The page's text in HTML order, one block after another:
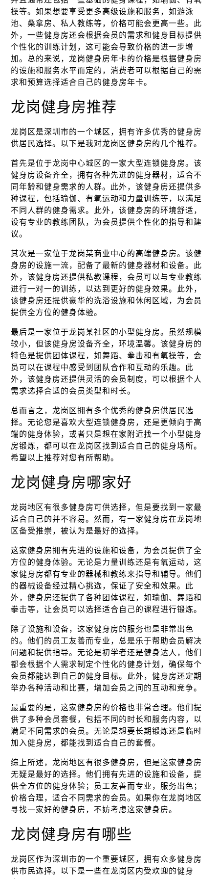
操等。如果想要享受更多高级设施和服务，如游泳
池、桑拿房、私人教练等，价格可能会更高一些。此
外，一些健身房还会根据会员的需求和健身目标提供
个性化的训练计划，这可能会导致价格的进一步增
加。总的来说，龙岗健身房年卡的价格是根据健身房
的设施和服务水平而定的，消费者可以根据自己的需
求和预算选择适合自己的健身房年卡。
龙岗健身房推荐
龙岗区是深圳市的一个城区，拥有许多优秀的健身房
供居民选择。以下是我对龙岗区健身房的几个推荐。
首先是位于龙岗中心城区的一家大型连锁健身房。该
健身房设备齐全，拥有各种先进的健身器材，适合不
同年龄和健身需求的人群。此外，该健身房还提供多
种课程，包括瑜伽、有氧运动和力量训练等，以满足
不同人群的健身需求。此外，该健身房的环境舒适，
设有专业的教练团队，为会员提供个性化的指导和建
议。
其次是一家位于龙岗某商业中心的高端健身房。该健
身房的设施一流，配备了最新的健身器材和设备。此
外，该健身房还提供私教课程，会员可以与专业教练
进行一对一的训练，以达到更好的健身效果。此外，
该健身房还提供豪华的洗浴设施和休闲区域，为会员
提供全方位的健身体验。
最后是一家位于龙岗某社区的小型健身房。虽然规模
较小，但该健身房设备齐全，环境温馨。该健身房的
特色是提供团体课程，如舞蹈、拳击和有氧操等，会
员可以在课程中感受到团队合作和互动的乐趣。此
外，该健身房还提供灵活的会员制度，可以根据个人
需求选择合适的会员类型和时长。
总而言之，龙岗区拥有多个优秀的健身房供居民选
择。无论您是喜欢大型连锁健身房，还是更倾向于高
端的健身体验，或者只是想在家附近找一个小型健身
房锻炼，都可以在龙岗区找到适合自己的健身场所。
希望以上推荐对您有所帮助。
龙岗健身房哪家好
龙岗地区有很多健身房可供选择，但是要找到一家最
适合自己的并不容易。然而，有一家健身房在龙岗地
区备受推崇，被认为是最好的选择。
这家健身房拥有先进的设施和设备，为会员提供了全
方位的健身体验。无论是力量训练还是有氧运动，这
家健身房都有专业的器械和教练来指导和辅导。他们
的器械设备经过精心挑选，保证了安全和效果。此
外，健身房还提供了各种团体课程，如瑜伽、舞蹈和
拳击等，让会员可以选择适合自己的课程进行锻炼。
除了设施和设备，这家健身房的服务也是非常出色
的。他们的员工友善而专业，总是乐于帮助会员解决
问题和提供指导。无论是初学者还是健身达人，他们
都会根据个人需求制定个性化的健身计划，确保每个
会员都能达到自己的健身目标。此外，健身房还定期
举办各种活动和比赛，增加会员之间的互动和竞争。
最重要的是，这家健身房的价格也非常合理。他们提
供了多种会员套餐，包括不同的时长和服务内容，以
满足不同需求的会员。无论是想要长期锻炼还是临时
加入健身房，都能找到适合自己的套餐。
综上所述，龙岗地区有很多健身房，但是这家健身房
无疑是最好的选择。他们拥有先进的设施和设备，提
供全方位的健身体验；员工友善而专业，服务出色；
价格合理，适合不同需求的会员。如果你在龙岗地区
寻找一家好的健身房，不妨考虑这家健身房。
龙岗健身房有哪些
龙岗区作为深圳市的一个重要城区，拥有众多健身房
供市民选择。以下是一些在龙岗区内受欢迎的健身